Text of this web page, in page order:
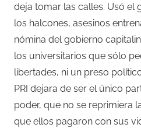
deja tomar las calles. Usó el
los halcones, asesinos
nómina del gobierno
los universitarios que sólo
libertades, ni un preso
PRI dejara de ser el único
poder, que no se reprimiera
que ellos pagaron con sus